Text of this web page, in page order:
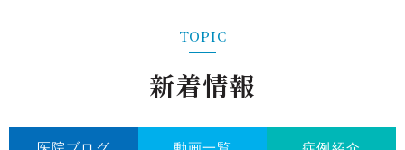
第一三共の歯周病に関する動画の監修を行いまし
歯周組織再生療法の効果と治療法を解説
2024/06/30 歯周組織再生療法（リグロス）の費用はどれくら
TOPIC
新着情報